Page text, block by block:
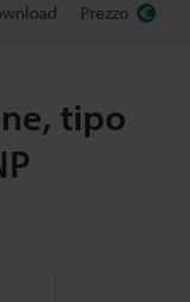
Prezzo
tipo